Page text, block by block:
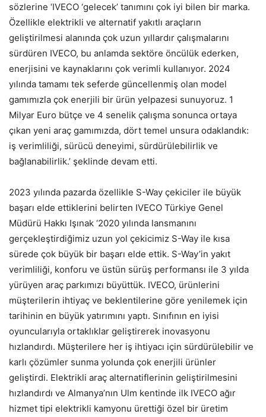
sözlerine ‘IVECO ‘gelecek’ tanımını çok iyi bilen bir marka.
Özellikle elektrikli ve alternatif yakıtlı araçların
geliştirilmesi alanında çok uzun yıllardır çalışmalarını
sürdüren IVECO, bu anlamda sektöre öncülük ederken,
enerjisini ve kaynaklarını çok verimli kullanıyor. 2024
yılında tamamı tek seferde güncellenmiş olan model
gamımızla çok enerjili bir ürün yelpazesi sunuyoruz. 1
Milyar Euro bütçe ve 4 senelik çalışma sonunca ortaya
çıkan yeni araç gamımızda, dört temel unsura odaklandık:
iş verimliliği, sürücü deneyimi, sürdürülebilirlik ve
bağlanabilirlik.’ şeklinde devam etti.
2023 yılında pazarda özellikle S-Way çekiciler ile büyük
başarı elde ettiklerini belirten IVECO Türkiye Genel
Müdürü Hakkı Işınak ‘2020 yılında lansmanını
gerçekleştirdiğimiz uzun yol çekicimiz S-Way ile kısa
sürede çok büyük bir başarı elde ettik. S-Way’in yakıt
verimliliği, konforu ve üstün sürüş performansı ile 3 yılda
yürüyen araç parkımızı büyüttük. IVECO, ürünlerini
müşterilerin ihtiyaç ve beklentilerine göre yenilemek için
tarihinin en büyük yatırımını yaptı. Sınıfının en iyisi
oyuncularıyla ortaklıklar geliştirerek inovasyonu
hızlandırdı. Müşterilere her iş ihtiyacı için sürdürülebilir ve
karlı çözümler sunma yolunda çok enerjili ürünler
geliştirdi. Elektrikli araç alternatiflerinin geliştirilmesini
hızlandırdı ve Almanya’nın Ulm kentinde ilk IVECO ağır
hizmet tipi elektrikli kamyonu ürettiği özel bir üretim